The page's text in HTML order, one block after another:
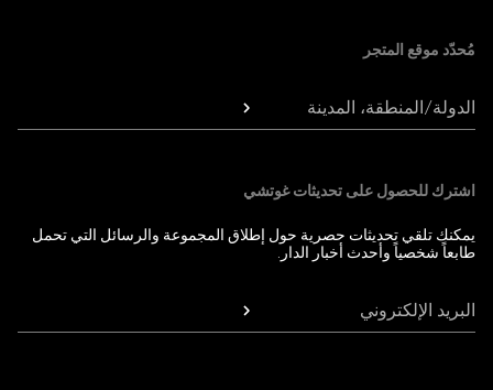
مُحدّد موقع المتجر
الدولة/المنطقة، المدينة
اشترك للحصول على تحديثات غوتشي
يمكنك تلقي تحديثات حصرية حول إطلاق المجموعة والرسائل التي تحمل
طابعاً شخصياً وأحدث أخبار الدار.
البريد الإلكتروني